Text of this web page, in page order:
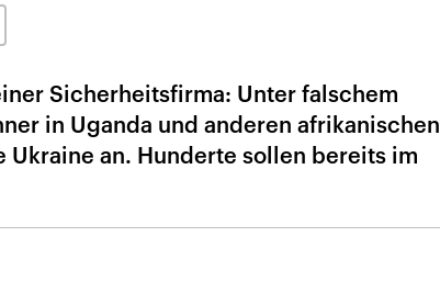
Sicherheitsfirma: Unter falschem
in Uganda und anderen afrikanischen
an. Hunderte sollen bereits im